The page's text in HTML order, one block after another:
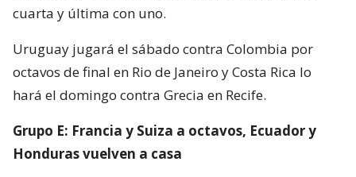
cuarta y última con uno.
Uruguay jugará el sábado contra Colombia por
octavos de final en Rio de Janeiro y Costa Rica lo
hará el domingo contra Grecia en Recife.
Grupo E: Francia y Suiza a octavos, Ecuador y
Honduras vuelven a casa